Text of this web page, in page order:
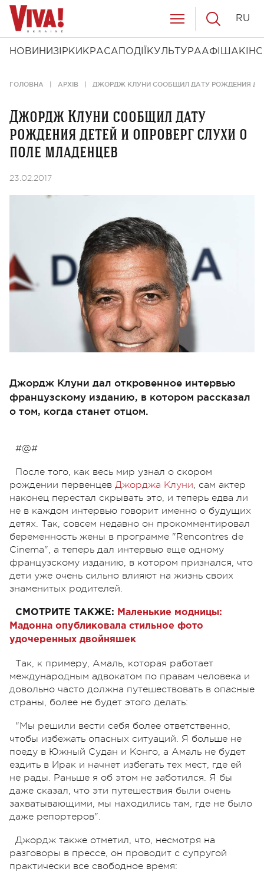
НОВИНИ ЗІРКИ КРАСА ПОДІЇ КУЛЬТУРААФІША КІНО
RU
ГОЛОВНА АРХІВ ДЖОРДЖ КЛУНИ СООБЩИЛ ДАТУ РОЖДЕНИЯ
Джордж Клуни сообщил дату
рождения детей и опроверг слухи о
поле младенцев
23.02.2017
Джордж Клуни дал откровенное интервью
французскому изданию, в котором рассказал
о том, когда станет отцом.
#@#
После того, как весь мир узнал о скором
рождении первенцев Джорджа Клуни, сам актер
наконец перестал скрывать это, и теперь едва ли
не в каждом интервью говорит именно о будущих
детях. Так, совсем недавно он прокомментировал
беременность жены в программе "Rencontres de
Cinema", а теперь дал интервью еще одному
французскому изданию, в котором признался, что
дети уже очень сильно влияют на жизнь своих
знаменитых родителей.
СМОТРИТЕ ТАКЖЕ: Маленькие модницы:
Мадонна опубликовала стильное фото
удочеренных двойняшек
Так, к примеру, Амаль, которая работает
международным адвокатом по правам человека и
довольно часто должна путешествовать в опасные
страны, более не будет этого делать:
"Мы решили вести себя более ответственно,
чтобы избежать опасных ситуаций. Я больше не
поеду в Южный Судан и Конго, а Амаль не будет
ездить в Ирак и начнет избегать тех мест, где ей
не рады. Раньше я об этом не заботился. Я бы
даже сказал, что эти путешествия были очень
захватывающими, мы находились там, где не было
даже репортеров".
Джордж также отметил, что, несмотря на
разговоры в прессе, он проводит с супругой
практически все свободное время: